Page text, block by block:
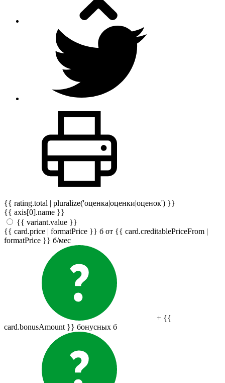
{{ rating.total | pluralize('оценка|оценки|оценок') }}
{{ axis[0].name }}
{{ variant.value }}
{{ card.price | formatPrice }} б от {{ card.creditablePriceFrom |
formatPrice }} б/мес
+ {{
card.bonusAmount }} бонусных б